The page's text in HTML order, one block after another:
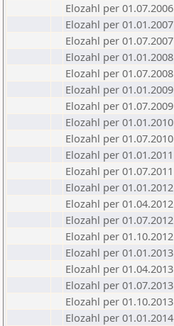
Elozahl per 01.07.2006
Elozahl per 01.01.2007
Elozahl per 01.07.2007
Elozahl per 01.01.2008
Elozahl per 01.07.2008
Elozahl per 01.01.2009
Elozahl per 01.07.2009
Elozahl per 01.01.2010
Elozahl per 01.07.2010
Elozahl per 01.01.2011
Elozahl per 01.07.2011
Elozahl per 01.01.2012
Elozahl per 01.04.2012
Elozahl per 01.07.2012
Elozahl per 01.10.2012
Elozahl per 01.01.2013
Elozahl per 01.04.2013
Elozahl per 01.07.2013
Elozahl per 01.10.2013
Elozahl per 01.01.2014